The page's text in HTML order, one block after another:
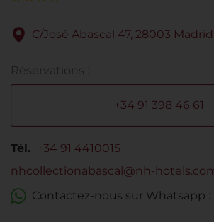
C/José Abascal 47, 28003
Réservations :
+34 91 398 46 61
Tél. +34 91 4410015
nhcollectionabascal@nh-
Contactez-nous sur Whatsapp :